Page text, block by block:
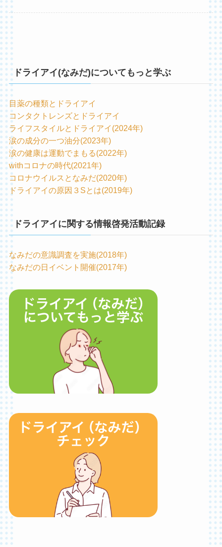
ドライアイ(なみだ)についてもっと学ぶ
目薬の種類とドライアイ
コンタクトレンズとドライアイ
ライフスタイルとドライアイ(2024年)
涙の成分の一つ油分(2023年)
涙の健康は運動でまもる(2022年)
withコロナの時代(2021年)
コロナウイルスとなみだ(2020年)
ドライアイの原因３Sとは(2019年)
ドライアイに関する情報啓発活動記録
なみだの意識調査を実施(2018年)
なみだの日イベント開催(2017年)